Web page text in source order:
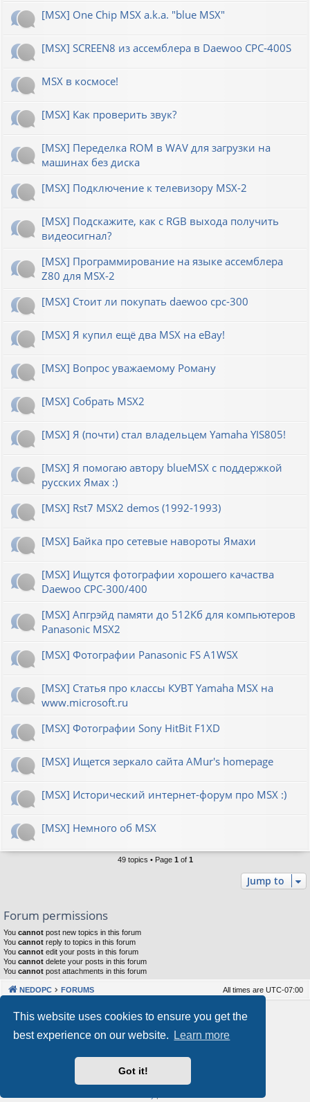
This website uses cookies to ensure you get the
best experience on our website.
Learn more
Got it!
[MSX] One Chip MSX a.k.a. "blue MSX"
[MSX] SCREEN8 из ассемблера в Daewoo CPC-400S
MSX в космосе!
[MSX] Как проверить звук?
[MSX] Переделка ROM в WAV для загрузки на
машинах без диска
[MSX] Подключение к телевизору MSX-2
[MSX] Подскажите, как с RGB выхода получить
видеосигнал?
[MSX] Программирование на языке ассемблера
Z80 для MSX-2
[MSX] Стоит ли покупать daewoo cpc-300
[MSX] Я купил ещё два MSX на eBay!
[MSX] Вопрос уважаемому Роману
[MSX] Собрать MSX2
[MSX] Я (почти) стал владельцем Yamaha YIS805!
[MSX] Я помогаю автору blueMSX с поддержкой
русских Ямах :)
[MSX] Rst7 MSX2 demos (1992-1993)
[MSX] Байка про сетевые навороты Ямахи
[MSX] Ищутся фотографии хорошего качаства
Daewoo CPC-300/400
[MSX] Апгрэйд памяти до 512Кб для компьютеров
Panasonic MSX2
[MSX] Фотографии Panasonic FS A1WSX
[MSX] Статья про классы КУВТ Yamaha MSX на
www.microsoft.ru
[MSX] Фотографии Sony HitBit F1XD
[MSX] Ищется зеркало сайта AMur's homepage
[MSX] Исторический интернет-форум про MSX :)
[MSX] Немного об MSX
49 topics • Page 1 of 1
Jump to
Forum permissions
You cannot post new topics in this forum
You cannot reply to topics in this forum
You cannot edit your posts in this forum
You cannot delete your posts in this forum
You cannot post attachments in this forum
NEDOPC FORUMS All times are UTC-07:00
Powered byphpBB® Forum Software © phpBB Limited
Our VPS Hosting By RimuHosting
This server is located in London data center
Server admin:mastodon.social/@Shaos